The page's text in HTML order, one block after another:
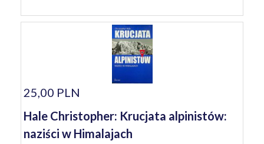
25,00 PLN
Hale Christopher: Krucjata alpinistów:
naziści w Himalajach